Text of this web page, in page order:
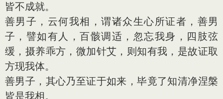
皆不成就。
善男子，云何我相，谓诸众生心所证者，善男
子，譬如有人，百骸调适，忽忘我身，四肢弦
缓，摄养乖方，微加针艾，则知有我，是故证取
方现我体。
善男子，其心乃至证于如来，毕竟了知清净涅槃
皆是我相。